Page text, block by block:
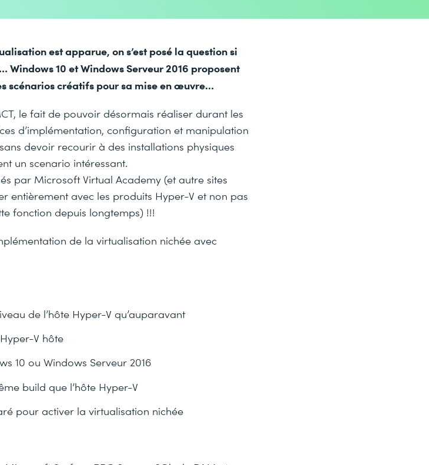
est apparue, on s’est posé la question si
10 et Windows Serveur 2016 proposent
scénarios créatifs pour sa mise en œuvre…
le fait de pouvoir désormais réaliser durant les
d’implémentation, configuration et manipulation
devoir recourir à des installations physiques
un scenario intéressant.
par Microsoft Virtual Academy (et autre sites
entièrement avec les produits Hyper-V et non pas
fonction depuis longtemps) !!!
de la virtualisation nichée avec
de l’hôte Hyper-V qu’auparavant
V hôte
10 ou Windows Serveur 2016
build que l’hôte Hyper-V
pour activer la virtualisation nichée